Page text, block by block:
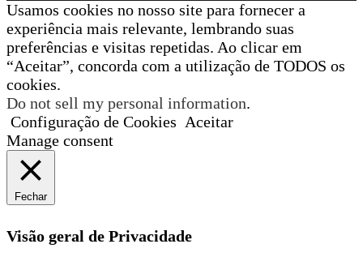
Usamos cookies no nosso site para fornecer a
experiência mais relevante, lembrando suas
preferências e visitas repetidas. Ao clicar em
“Aceitar”, concorda com a utilização de TODOS os
cookies.
Do not sell my personal information.
Configuração de Cookies Aceitar
Manage consent
Fechar
Visão geral de Privacidade